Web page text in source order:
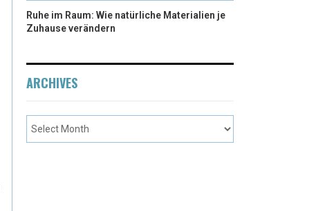
Ruhe im Raum: Wie natürliche Materialien je
Zuhause verändern
ARCHIVES